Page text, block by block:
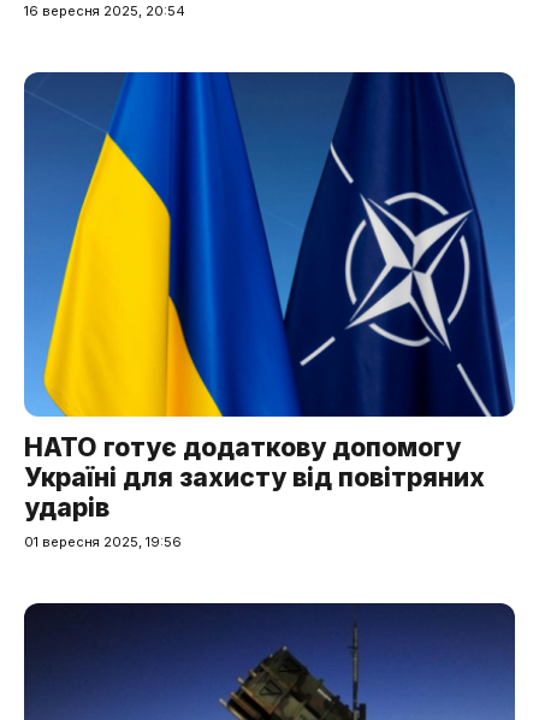
16 вересня 2025, 20:54
НАТО готує додаткову допомогу
Україні для захисту від повітряних
ударів
01 вересня 2025, 19:56